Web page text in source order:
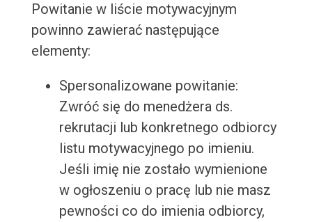
Powitanie w liście motywacyjnym
powinno zawierać następujące
elementy:
Spersonalizowane powitanie:
Zwróć się do menedżera ds.
rekrutacji lub konkretnego odbiorcy
listu motywacyjnego po imieniu.
Jeśli imię nie zostało wymienione
w ogłoszeniu o pracę lub nie masz
pewności co do imienia odbiorcy,